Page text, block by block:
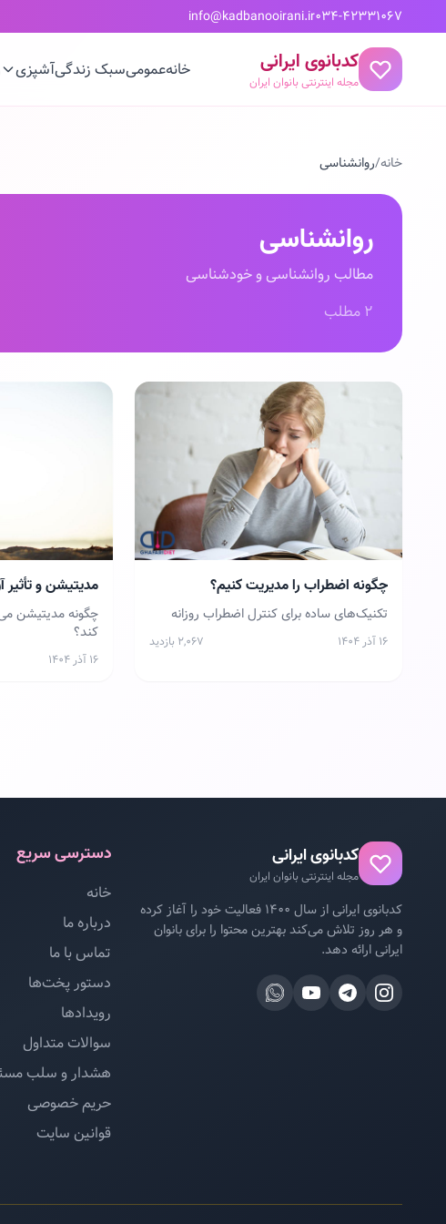
034-42331067
info@kadbanooirani.ir
کدبانوی ایرانی
مجله اینترنتی بانوان ایران
خانهعمومیسبک زندگیآشپزی
خانه/روانشناسی
روانشناسی
مطالب روانشناسی و خودشناسی
۲ مطلب
چگونه اضطراب را مدیریت کنیم؟
تکنیک‌های ساده برای کنترل اضطراب روزانه
۱۶ آذر ۱۴۰۴ ۲,۰۶۷ بازدید
مدیتیشن و
چگونه مدیتیشن
کند؟
۱۶ آذر ۱۴۰۴
کدبانوی ایرانی
مجله اینترنتی بانوان ایران
کدبانوی ایرانی از سال ۱۴۰۰ فعالیت خود را آغاز کرده
و هر روز تلاش می‌کند بهترین محتوا را برای بانوان
ایرانی ارائه دهد.
دسترسی سریع
خانه
درباره ما
تماس با ما
دستور پخت‌ها
رویدادها
سوالات متداول
هشدار و سلب
حریم خصوصی
قوانین سایت